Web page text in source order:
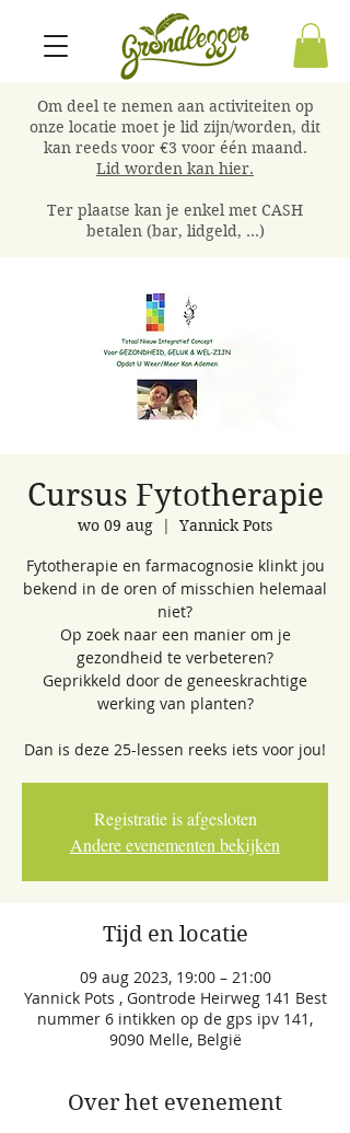
Om deel te nemen aan activiteiten op
onze locatie moet je lid zijn/worden, dit
kan reeds voor €3 voor één maand.
Lid worden kan hier.
Ter plaatse kan je enkel met CASH
betalen (bar, lidgeld, ...)
Cursus Fytotherapie
wo 09 aug
  |
Yannick Pots
Fytotherapie en farmacognosie klinkt jou
bekend in de oren of misschien helemaal
niet?
Op zoek naar een manier om je
gezondheid te verbeteren?
Geprikkeld door de geneeskrachtige
werking van planten?
Dan is deze 25-lessen reeks iets voor jou!
Registratie is afgesloten
Andere evenementen bekijken
Tijd en locatie
09 aug 2023, 19:00 – 21:00
Yannick Pots , Gontrode Heirweg 141 Best
nummer 6 intikken op de gps ipv 141,
9090 Melle, België
Over het evenement